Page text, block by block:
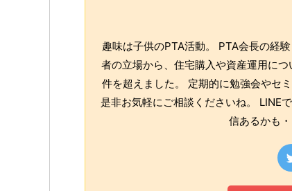
趣味は子供のPTA活動。 PTA会長の経
者の立場から、住宅購入や資産運用に
件を超えました。 定期的に勉強会やセ
是非お気軽にご相談くださいね。 LINE
信あるかも